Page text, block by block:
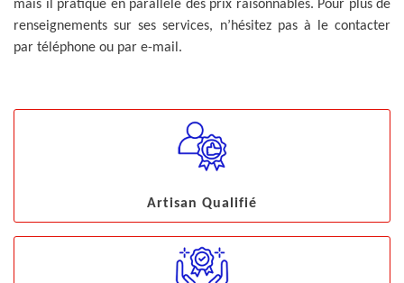
mais il pratique en parallèle des prix raisonnables. Pour plus de
renseignements sur ses services, n’hésitez pas à le contacter
par téléphone ou par e-mail.
Artisan Qualifié